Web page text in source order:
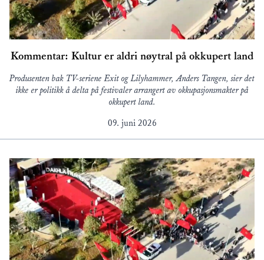
Kommentar: Kultur er aldri nøytral på okkupert land
Produsenten bak TV-seriene Exit og Lilyhammer, Anders Tangen, sier det
ikke er politikk å delta på festivaler arrangert av okkupasjonsmakter på
okkupert land.
09. juni 2026